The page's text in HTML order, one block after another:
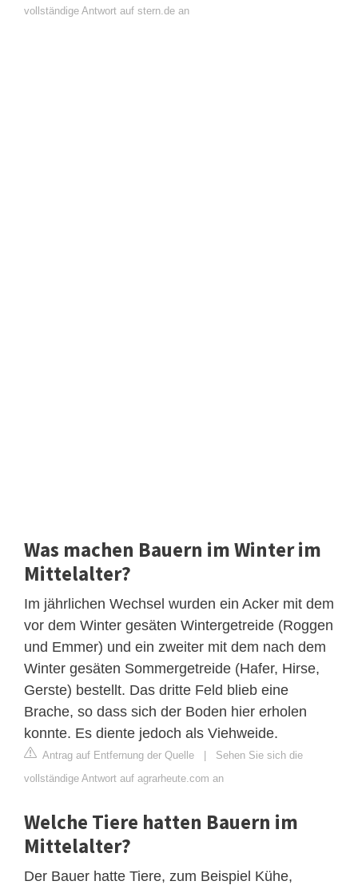
vollständige Antwort auf stern.de an
Was machen Bauern im Winter im
Mittelalter?
Im jährlichen Wechsel wurden ein Acker mit dem
vor dem Winter gesäten Wintergetreide (Roggen
und Emmer) und ein zweiter mit dem nach dem
Winter gesäten Sommergetreide (Hafer, Hirse,
Gerste) bestellt. Das dritte Feld blieb eine
Brache, so dass sich der Boden hier erholen
konnte. Es diente jedoch als Viehweide.
Antrag auf Entfernung der Quelle | Sehen Sie sich die
vollständige Antwort auf agrarheute.com an
Welche Tiere hatten Bauern im
Mittelalter?
Der Bauer hatte Tiere, zum Beispiel Kühe,